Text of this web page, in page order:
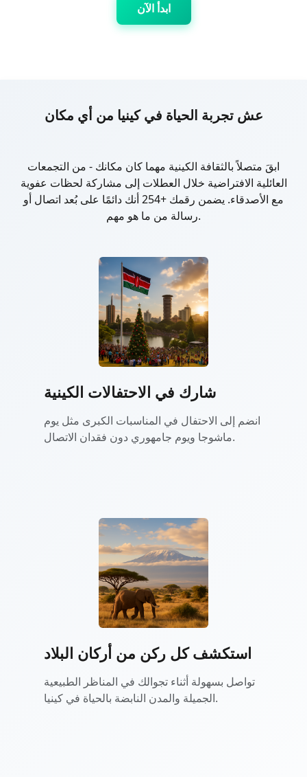
ابدأ الآن
عش تجربة الحياة في كينيا من أي مكان
ابقَ متصلاً بالثقافة الكينية مهما كان مكانك - من التجمعات
العائلية الافتراضية خلال العطلات إلى مشاركة لحظات عفوية
مع الأصدقاء. يضمن رقمك +254 أنك دائمًا على بُعد اتصال أو
رسالة من ما هو مهم.
شارك في الاحتفالات الكينية
انضم إلى الاحتفال في المناسبات الكبرى مثل يوم
ماشوجا ويوم جامهوري دون فقدان الاتصال.
استكشف كل ركن من أركان البلاد
تواصل بسهولة أثناء تجوالك في المناظر الطبيعية
الجميلة والمدن النابضة بالحياة في كينيا.